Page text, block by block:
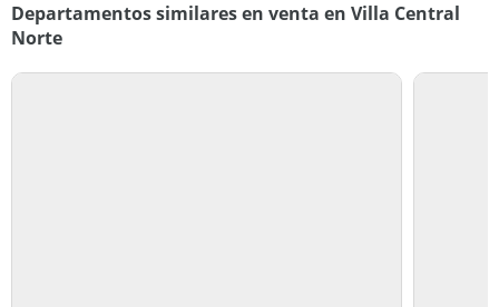
Departamentos similares en venta en Villa Central
Norte